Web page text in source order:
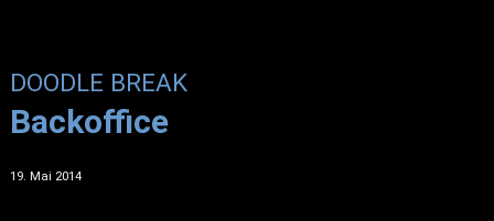
DOODLE BREAK
Backoffice
19. Mai 2014